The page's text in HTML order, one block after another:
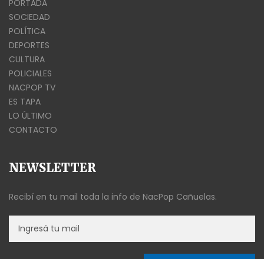
PORTADA
SOCIEDAD
POLÍTICA
DEPORTES
CULTURA
POLICIALES
NACPOP TV
ES TAPA
LO ÚLTIMO
CONTACTO
NEWSLETTER
Recibí en tu mail toda la info de NacPop Cañuelas.